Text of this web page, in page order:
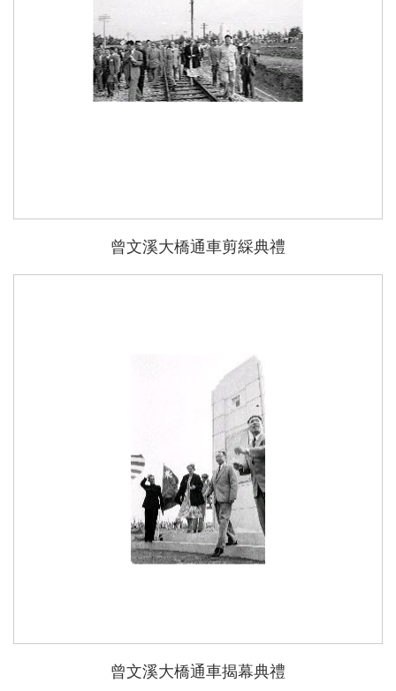
曾文溪大橋通車剪綵典禮
曾文溪大橋通車揭幕典禮